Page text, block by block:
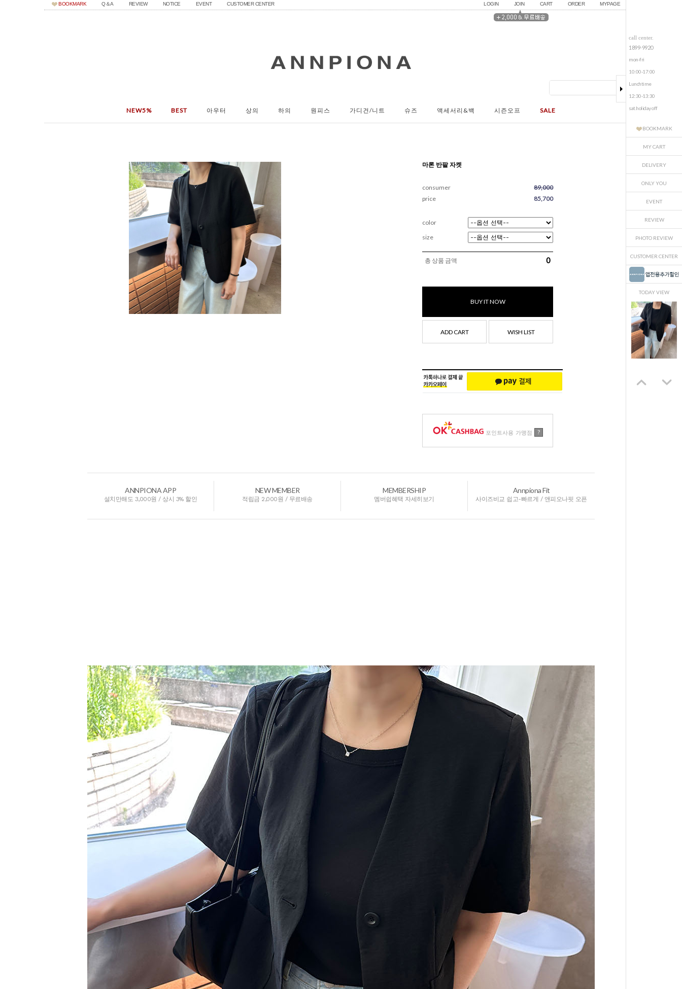
BOOKMARK Q＆A REVIEW NOTICE EVENT CUSTOMER CENTER LOGIN JOIN CART ORDER MYPAGE
NEW5% BEST 아우터 상의 하의 원피스 가디건/니트 슈즈 액세서리&백 시즌오프 SALE
call center.
1899-9920
mon-fri
10:00-17:00
Lunchtime
12:30-13:30
sat.holiday off
BOOKMARK
MY CART
DELIVERY
ONLY YOU
EVENT
REVIEW
PHOTO REVIEW
CUSTOMER CENTER
TODAY VIEW
마론 반팔 자켓
consumer
89,000
price
85,700
color
size
총 상품 금액 0
BUY IT NOW
ADD CART WISH LIST
포인트사용 가맹점 ?
ANNPIONA APP
설치만해도 3,000원 / 상시 3% 할인
NEW MEMBER
적립금 2,000원 / 무료배송
MEMBERSHIP
멤버쉽혜택 자세히보기
Annpiona Fit
사이즈비교 쉽고-빠르게 / 앤피오나핏 오픈